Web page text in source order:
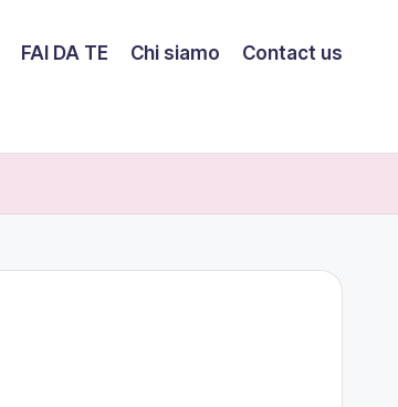
FAI DA TE Chi siamo Contact us